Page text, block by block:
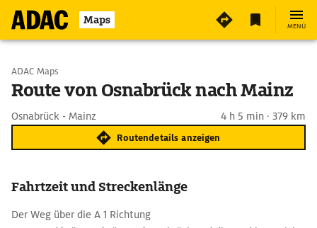
Maps MENÜ
Start wählen
ADAC Maps
Route von Osnabrück nach Mainz
Osnabrück - Mainz 4 h 5 min · 379 km
Routendetails anzeigen
Fahrtzeit und Streckenlänge
Der Weg über die A 1 Richtung